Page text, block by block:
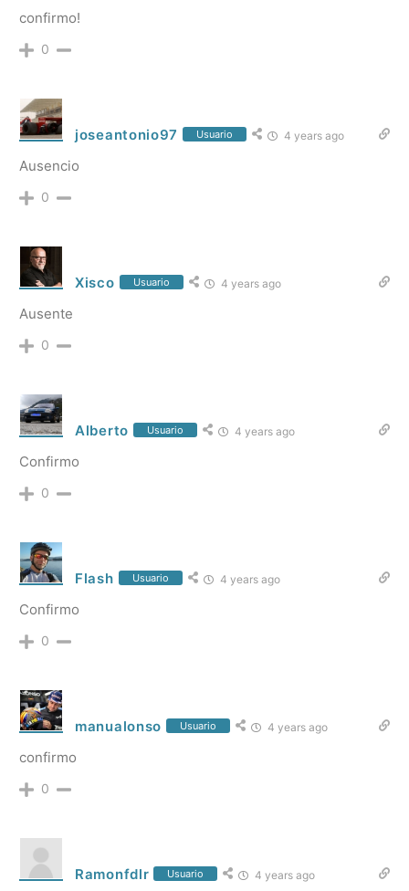
confirmo!
0
joseantonio97 Usuario 4 years ago
Ausencio
0
Xisco Usuario 4 years ago
Ausente
0
Alberto Usuario 4 years ago
Confirmo
0
Flash Usuario 4 years ago
Confirmo
0
manualonso Usuario 4 years ago
confirmo
0
Ramonfdlr Usuario 4 years ago